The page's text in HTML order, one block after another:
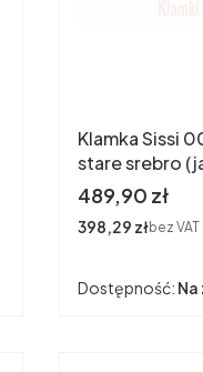
Klamka Sissi
stare srebro
Cena
489,90 zł
Cena
398,29 złbez VAT
Dostępność: